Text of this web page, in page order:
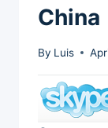
China
By Luis